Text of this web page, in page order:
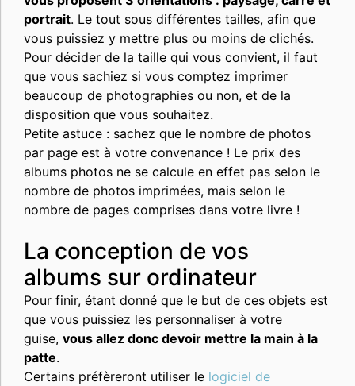
portrait. Le tout sous différentes tailles, afin que
vous puissiez y mettre plus ou moins de clichés.
Pour décider de la taille qui vous convient, il faut
que vous sachiez si vous comptez imprimer
beaucoup de photographies ou non, et de la
disposition que vous souhaitez.
Petite astuce : sachez que le nombre de photos
par page est à votre convenance ! Le prix des
albums photos ne se calcule en effet pas selon le
nombre de photos imprimées, mais selon le
nombre de pages comprises dans votre livre !
La conception de vos
albums sur ordinateur
Pour finir, étant donné que le but de ces objets est
que vous puissiez les personnaliser à votre
guise, vous allez donc devoir mettre la main à la
patte.
Certains préfèreront utiliser le logiciel de